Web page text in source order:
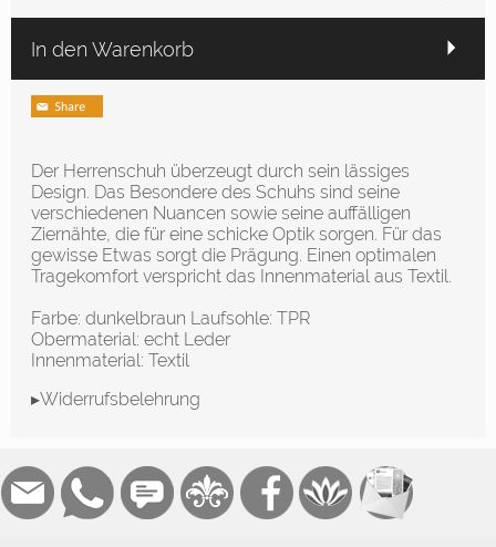
In den Warenkorb
Der Herrenschuh überzeugt durch sein lässiges
Design. Das Besondere des Schuhs sind seine
verschiedenen Nuancen sowie seine auffälligen
Ziernähte, die für eine schicke Optik sorgen. Für das
gewisse Etwas sorgt die Prägung. Einen optimalen
Tragekomfort verspricht das Innenmaterial aus Textil.
Farbe: dunkelbraun Laufsohle: TPR
Obermaterial: echt Leder
Innenmaterial: Textil
▸Widerrufsbelehrung